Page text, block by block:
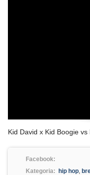
Kid David x Kid Boogie
Facebook:
Kategoria:
hip hop,